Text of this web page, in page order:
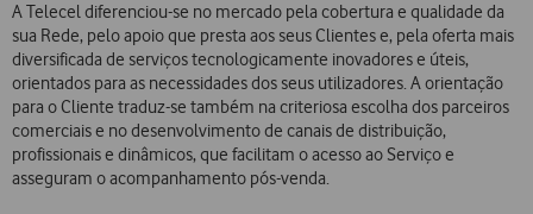
A Telecel diferenciou-se no mercado pela cobertura e qualidade da
sua Rede, pelo apoio que presta aos seus Clientes e, pela oferta mais
diversificada de serviços tecnologicamente inovadores e úteis,
orientados para as necessidades dos seus utilizadores. A orientação
para o Cliente traduz-se também na criteriosa escolha dos parceiros
comerciais e no desenvolvimento de canais de distribuição,
profissionais e dinâmicos, que facilitam o acesso ao Serviço e
asseguram o acompanhamento pós-venda.